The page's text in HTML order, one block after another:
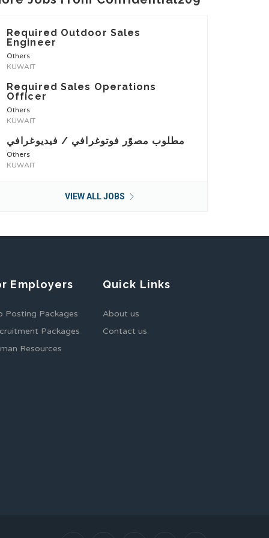
Required Outdoor Sales
Engineer
Others
KUWAIT
Required Sales Operations
Officer
Others
KUWAIT
مطلوب مصوّر فوتوغرافي / فيديوغرافي
Others
KUWAIT
VIEW ALL JOBS
Employers
Posting Packages
Packages
Resources
Quick Links
About us
Contact us